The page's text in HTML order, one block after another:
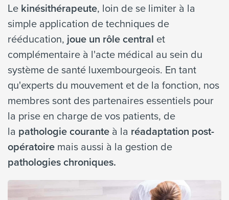
Le kinésithérapeute, loin de se limiter à la
simple application de techniques de
rééducation, joue un rôle central et
complémentaire à l'acte médical au sein du
système de santé luxembourgeois. En tant
qu'experts du mouvement et de la fonction, nos
membres sont des partenaires essentiels pour
la prise en charge de vos patients, de
la pathologie courante à la réadaptation post-
opératoire mais aussi à la gestion de
pathologies chroniques.